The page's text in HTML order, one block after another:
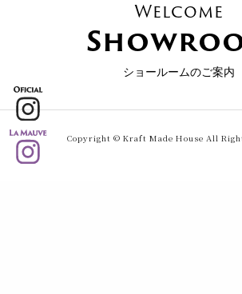
Welcome
ショールームのご案内
Copyright © Kraft Made House All